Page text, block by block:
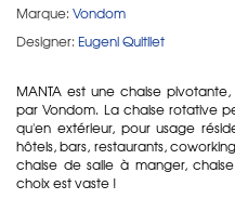
Marque: Vondom
Designer: Eugeni Quitllet
MANTA est une chaise
par Vondom. La chaise rotative
qu'en extérieur, pour usage
hôtels, bars, restaurants,
chaise de salle à manger,
choix est vaste !